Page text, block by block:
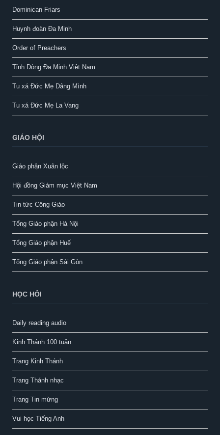
Dominican Friars
Huynh đoàn Đa Minh
Order of Preachers
Tỉnh Dòng Đa Minh Việt Nam
Tu xá Đức Mẹ Dâng Mình
Tu xá Đức Mẹ La Vang
GIÁO HỘI
Giáo phận Xuân lộc
Hội đồng Giám mục Việt Nam
Tin tức Công Giáo
Tổng Giáo phận Hà Nội
Tổng Giáo phận Huế
Tổng Giáo phận Sài Gòn
HỌC HỎI
Daily reading audio
Kinh Thánh 100 tuần
Trang Kinh Thánh
Trang Thánh nhạc
Trang Tin mừng
Vui học Tiếng Anh